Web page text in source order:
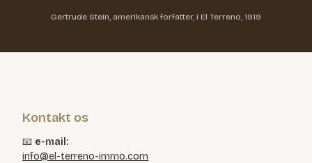
Gertrude Stein, amerikansk forfatter, i El Terreno, 1919
Kontakt os
📧 e-mail:
info@el-terreno-immo.com